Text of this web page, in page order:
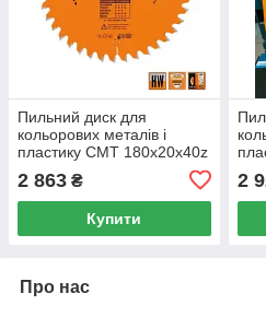
Пильний диск для
кольорових металів і
пластику СМТ 180х20х40z
2 863 ₴
Купити
2
Про нас